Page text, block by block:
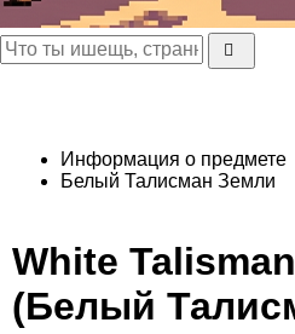
Информация о предмете
Белый Талисман Земли
White
(Белый